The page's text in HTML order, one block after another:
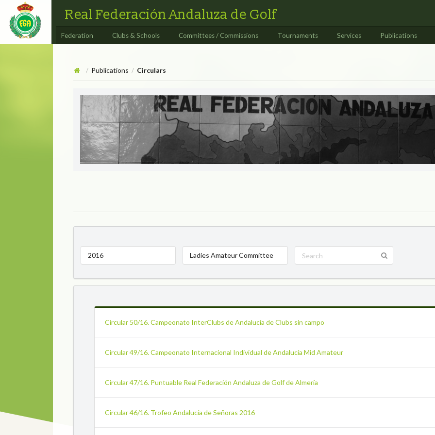
Real Federación Andaluza de Golf
Federation Clubs & Schools Committees / Commissions Tournaments Services Publications
/ Publications / Circulars
Circulars
CIRCULARS
2016 Ladies Amateur Committee
Circular 50/16. Campeonato InterClubs de Andalucía de Clubs sin campo
Circular 49/16. Campeonato Internacional Individual de Andalucía Mid Amateur
Circular 47/16. Puntuable Real Federación Andaluza de Golf de Almería
Circular 46/16. Trofeo Andalucía de Señoras 2016